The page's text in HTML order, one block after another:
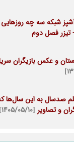
شبکه سه چه
تیزر فصل دوم
و عکس بازیگران
صدسال به این سال‌ها
و تصاویر [۱۴۰۵/۰۵/۱۰]